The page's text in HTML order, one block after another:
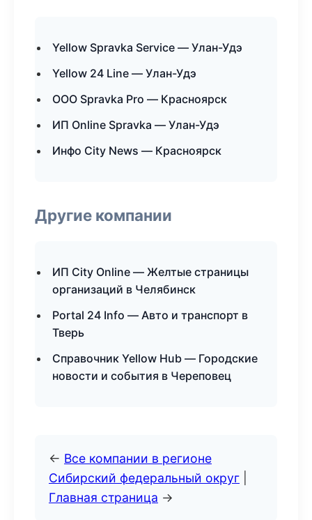
Yellow Spravka Service — Улан-Удэ
Yellow 24 Line — Улан-Удэ
ООО Spravka Pro — Красноярск
ИП Online Spravka — Улан-Удэ
Инфо City News — Красноярск
Другие компании
ИП City Online — Желтые страницы
организаций в Челябинск
Portal 24 Info — Авто и транспорт в
Тверь
Справочник Yellow Hub — Городские
новости и события в Череповец
← Все компании в регионе
Сибирский федеральный округ
Главная страница →